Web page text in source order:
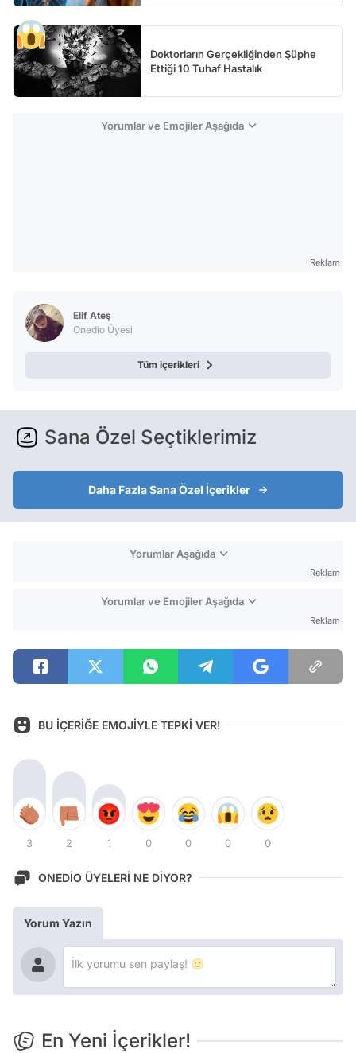
Doktorların Gerçekliğinden Şüphe
Ettiği 10 Tuhaf Hastalık
Yorumlar ve Emojiler Aşağıda
Reklam
Elif Ateş
Onedio Üyesi
Tüm içerikleri
Sana Özel Seçtiklerimiz
Daha Fazla Sana Özel İçerikler
Yorumlar Aşağıda
Reklam
Yorumlar ve Emojiler Aşağıda
Reklam
BU İÇERİĞE EMOJİYLE TEPKİ VER!
3 2 1 0 0 0 0
ONEDİO ÜYELERİ NE DİYOR?
Yorum Yazın
En Yeni İçerikler!